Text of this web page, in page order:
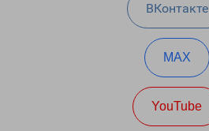
ВКонтакте
MAX
YouTube